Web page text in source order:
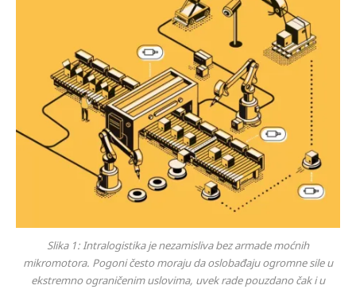
Slika 1: Intralogistika je nezamisliva bez armade moćnih
mikromotora. Pogoni često moraju da oslobađaju ogromne sile u
ekstremno ograničenim uslovima, uvek rade pouzdano čak i u